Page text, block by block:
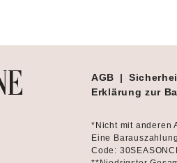
AGB |
Erklärung zur
*Nicht mit anderen
Eine
Code: